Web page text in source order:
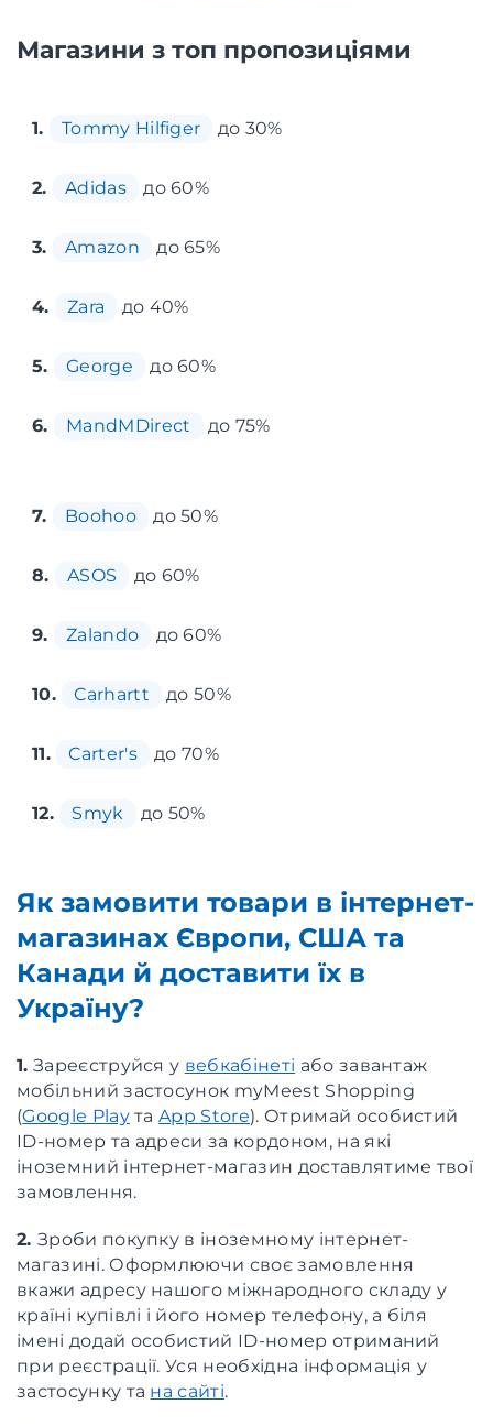
Магазини з топ пропозиціями
1. Tommy Hilfiger до 30%
2. Adidas до 60%
3. Amazon до 65%
4. Zara до 40%
5. George до 60%
6. MandMDirect до 75%
7. Boohoo до 50%
8. ASOS до 60%
9. Zalando до 60%
10. Carhartt до 50%
11. Carter's до 70%
12. Smyk до 50%
Як замовити товари в інтернет-
магазинах Європи, США та
Канади й доставити їх в
Україну?
1. Зареєструйся у вебкабінеті або завантаж
мобільний застосунок myMeest Shopping
(Google PlayтаApp Store). Отримай особистий
ID-номер та адреси за кордоном, на які
іноземний інтернет-магазин доставлятиме твої
замовлення.
2. Зроби покупку в іноземному інтернет-
магазині. Оформлюючи своє замовлення
вкажи адресу нашого міжнародного складу у
країні купівлі і його номер телефону, а біля
імені додай особистий ID-номер отриманий
при реєстрації. Уся необхідна інформація у
застосунку та на сайті.